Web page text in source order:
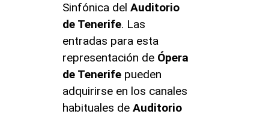
Sinfónica del Auditorio
de Tenerife. Las
entradas para esta
representación de Ópera
de Tenerife pueden
adquirirse en los canales
habituales de Auditorio